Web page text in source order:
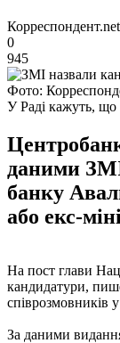
0
945
Фото:
У Раді кажуть, що
даними
банку
або екс-
На пост глави
кандидатури,
співрозмовників
За даними